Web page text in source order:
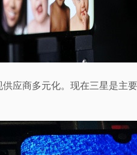
应商多元化。现在三星是